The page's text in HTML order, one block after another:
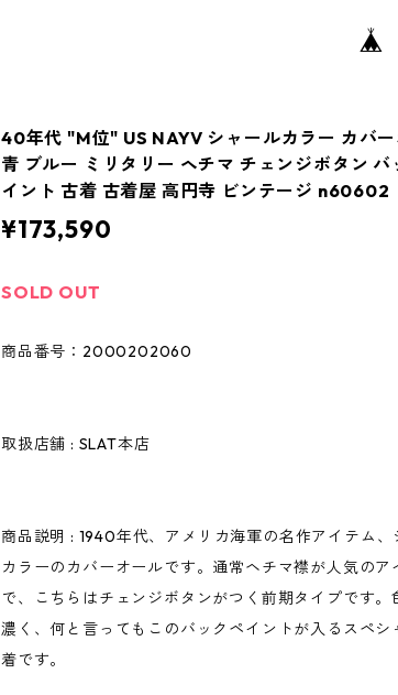
40年代 "M位" US NAYV シャールカラー カバ
青 ブルー ミリタリー ヘチマ チェンジボタン バ
イント 古着 古着屋 高円寺 ビンテージ n60602
¥173,590
SOLD OUT
商品番号：2000202060
取扱店舗 : SLAT本店
商品説明 : 1940年代、アメリカ海軍の名作アイテム、
カラーのカバーオールです。通常ヘチマ襟が人気のア
で、こちらはチェンジボタンがつく前期タイプです。
濃く、何と言ってもこのバックペイントが入るスペシ
着です。